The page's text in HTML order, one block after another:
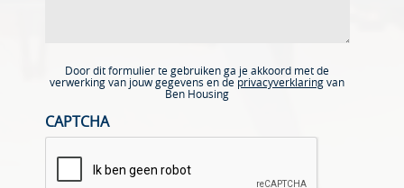
Door dit formulier te gebruiken ga je akkoord met de
verwerking van jouw gegevens en de privacyverklaring van
Ben Housing
CAPTCHA